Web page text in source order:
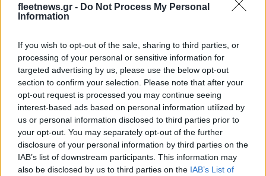
fleetnews.gr - Do Not Process My Personal
Information
If you wish to opt-out of the sale, sharing to third parties, or
processing of your personal or sensitive information for
targeted advertising by us, please use the below opt-out
section to confirm your selection. Please note that after your
opt-out request is processed you may continue seeing
interest-based ads based on personal information utilized by
us or personal information disclosed to third parties prior to
your opt-out. You may separately opt-out of the further
disclosure of your personal information by third parties on the
IAB’s list of downstream participants. This information may
also be disclosed by us to third parties on the IAB’s List of
ΕΛΣΤΑΤ: Στο 3,4% υποχώρησε ο πληθωρισμός τον Ιούλιο
Metlen: Ρεκόρ EBITDA στο
α' εξάμηνο, στα 550 εκατ.
ευρώ – Καθαρά κέρδη 313
εκατ. ευρώ
Ειδικό Χωροταξικό Πλαίσιο
για τον Τουρισμό:
Στρατηγικό εργαλείο για
βιώσιμη τουριστική
ανάπτυξη